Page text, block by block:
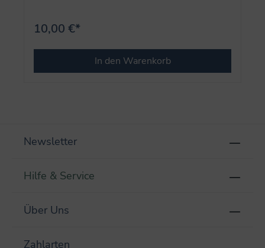
10,00 €*
In den Warenkorb
Newsletter
Hilfe & Service
Über Uns
Zahlarten